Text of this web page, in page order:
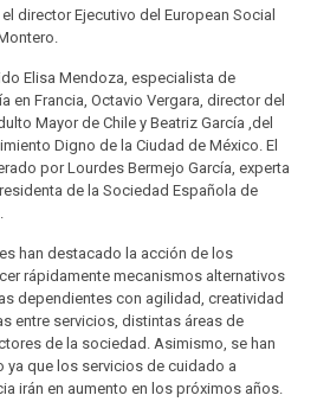
director Ejecutivo del European Social
Elisa Mendoza, especialista de
en Francia, Octavio Vergara, director del
Mayor de Chile y Beatriz García ,del
Digno de la Ciudad de México. El
por Lourdes Bermejo García, experta
de la Sociedad Española de
han destacado la acción de los
rápidamente mecanismos alternativos
dependientes con agilidad, creatividad
entre servicios, distintas áreas de
de la sociedad. Asimismo, se han
ya que los servicios de cuidado a
irán en aumento en los próximos años.